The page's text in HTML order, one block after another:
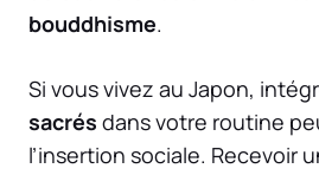
bouddhisme.
Si vous vivez au Japon,
sacrés dans votre routine
l’insertion sociale. Recevoir